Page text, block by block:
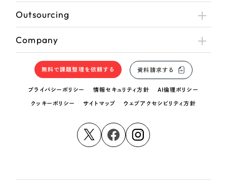
Outsourcing
Company
無料で課題整理を依頼する 資料請求する
プライバシーポリシー 情報セキュリティ方針 AI倫理ポリシー
クッキーポリシー サイトマップ ウェブアクセシビリティ方針